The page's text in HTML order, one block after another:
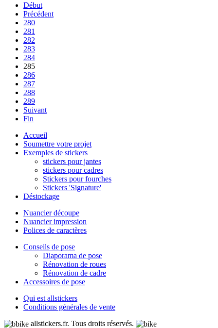
Début
Précédent
280
281
282
283
284
285
286
287
288
289
Suivant
Fin
Accueil
Soumettre votre projet
Exemples de stickers
stickers pour jantes
stickers pour cadres
Stickers pour fourches
Stickers 'Signature'
Déstockage
Nuancier découpe
Nuancier impression
Polices de caractères
Conseils de pose
Diaporama de pose
Rénovation de roues
Rénovation de cadre
Accessoires de pose
Qui est allstickers
Conditions générales de vente
allstickers.fr. Tous droits réservés.